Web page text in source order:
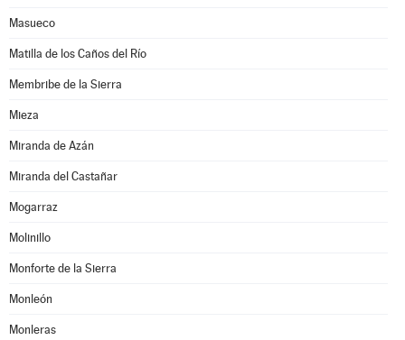
Masueco
Matilla de los Caños del Río
Membribe de la Sierra
Mieza
Miranda de Azán
Miranda del Castañar
Mogarraz
Molinillo
Monforte de la Sierra
Monleón
Monleras